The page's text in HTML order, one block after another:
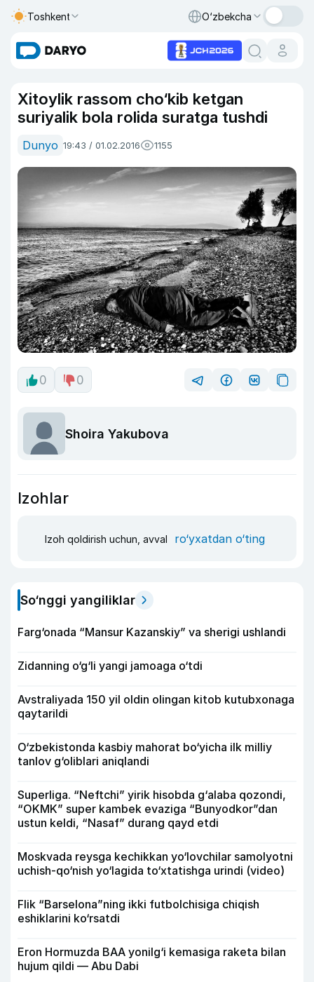
Toshkent O‘zbekcha
Xitoylik rassom cho‘kib ketgan
suriyalik bola rolida suratga tushdi
Dunyo 19:43 / 01.02.2016 1155
0 0
Shoira Yakubova
Izohlar
Izoh qoldirish uchun, avval ro‘yxatdan o‘ting
So‘nggi yangiliklar
Farg‘onada “Mansur Kazanskiy” va sherigi ushlandi
Zidanning o‘g‘li yangi jamoaga o‘tdi
Avstraliyada 150 yil oldin olingan kitob kutubxonaga
qaytarildi
O‘zbekistonda kasbiy mahorat bo‘yicha ilk milliy
tanlov g‘oliblari aniqlandi
Superliga. “Neftchi” yirik hisobda g‘alaba qozondi,
“OKMK” super kambek evaziga “Bunyodkor”dan
ustun keldi, “Nasaf” durang qayd etdi
Moskvada reysga kechikkan yo‘lovchilar samolyotni
uchish-qo‘nish yo‘lagida to‘xtatishga urindi (video)
Flik “Barselona”ning ikki futbolchisiga chiqish
eshiklarini ko‘rsatdi
Eron Hormuzda BAA yonilg‘i kemasiga raketa bilan
hujum qildi — Abu Dabi